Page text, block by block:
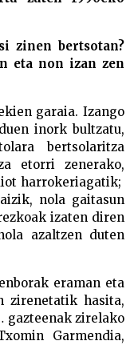
zinen bertsotan?
eta non izan zen
garaia. Izango
inork bultzatu,
bertsolaritza
etorri zenerako,
harrokeriagatik;
nola gaitasun
izaten diren
azaltzen duten
eraman eta
zirenetatik hasita,
gazteenak zirelako
Garmendia,